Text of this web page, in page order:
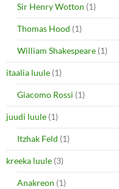
Sir Henry Wotton (1)
Thomas Hood (1)
William Shakespeare (1)
itaalia luule (1)
Giacomo Rossi (1)
juudi luule (1)
Itzhak Feld (1)
kreeka luule (3)
Anakreon (1)